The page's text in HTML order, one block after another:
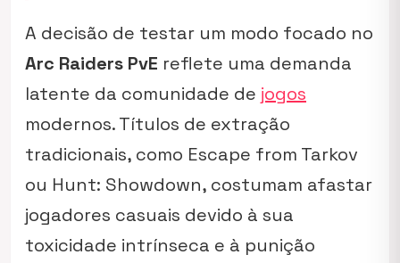
A decisão de testar um modo focado no
Arc Raiders PvE reflete uma demanda
latente da comunidade de jogos
modernos. Títulos de extração
tradicionais, como Escape from Tarkov
ou Hunt: Showdown, costumam afastar
jogadores casuais devido à sua
toxicidade intrínseca e à punição